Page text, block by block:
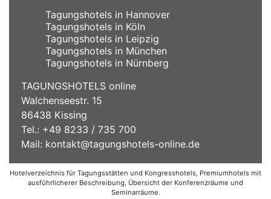
Tagungshotels in Hannover
Tagungshotels in Köln
Tagungshotels in Leipzig
Tagungshotels in München
Tagungshotels in Nürnberg
TAGUNGSHOTELS online
Walchenseestr. 15
86438 Kissing
Tel.: +49 8233 / 735 700
Mail: kontakt@tagungshotels-online.de
Hotelverzeichnis für Tagungsstätten und Kongresshotels, Premiumhotels mit
ausführlicherer Beschreibung, Übersicht der Konferenzräume und
Seminarräume.